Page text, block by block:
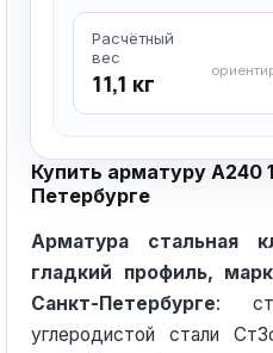
Расчётный
вес
11,1 кг
Купить арматуру А240
Петербурге
Арматура стальная
гладкий профиль,
Санкт-Петербурге:
углеродистой стали